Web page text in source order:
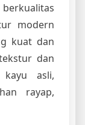
modern
kuat dan
dan
kayu asli,
rayap,